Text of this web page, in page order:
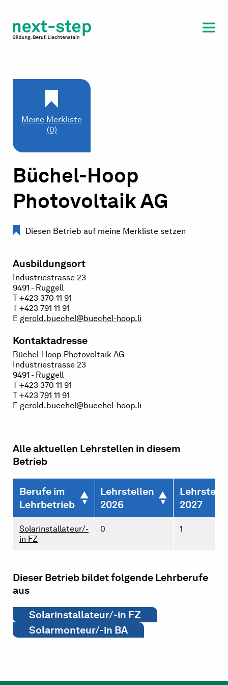
Beratung & Unterstützung
Büchel-Hoop
Photovoltaik AG
Diesen Betrieb auf meine Merkliste setzen
Ausbildungsort
Industriestrasse 23
9491 - Ruggell
T +423 370 11 91
T +423 791 11 91
E gerold.buechel@buechel-hoop.li
Kontaktadresse
Büchel-Hoop Photovoltaik AG
Industriestrasse 23
9491 - Ruggell
T +423 370 11 91
T +423 791 11 91
E gerold.buechel@buechel-hoop.li
Meine Merkliste
(0)
Alle aktuellen Lehrstellen in diesem
Betrieb
Berufe im
Lehrbetrieb
Lehrstellen
2026
2027
Solarinstallateur/-
in FZ
0 1
Dieser Betrieb bildet folgende Lehrberufe
aus
Solarinstallateur/-in FZ
Solarmonteur/-in BA